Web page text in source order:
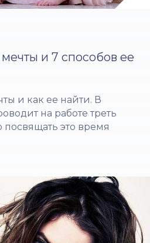
мечты и 7 способов ее
и как ее найти. В
на работе треть
посвящать это время